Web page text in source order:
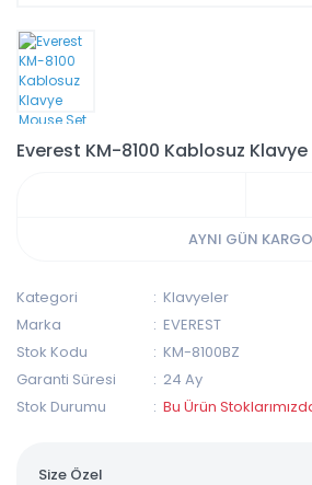
Everest KM-8100 Kablosuz
AYNI GÜN KARGO
Kategori
Klavyeler
Marka
EVEREST
Stok Kodu
KM-8100BZ
Garanti Süresi
24 Ay
Stok Durumu
Bu Ürün
Size Özel